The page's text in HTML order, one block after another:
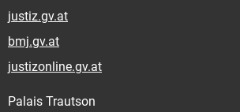
justiz.gv.at
bmj.gv.at
justizonline.gv.at
Palais Trautson